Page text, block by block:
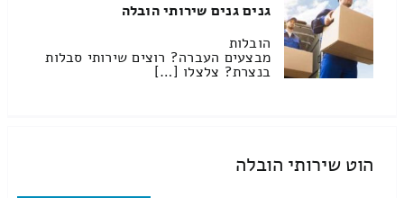
גנים גנים שירותי הובלה
הובלות
מבצעים העברה? רוצים שירותי סבלות
בנצרת? צלצלו […]
הוט שירותי הובלה